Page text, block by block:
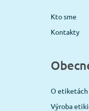
Kto sme
Kontakty
O etiketách
Výroba